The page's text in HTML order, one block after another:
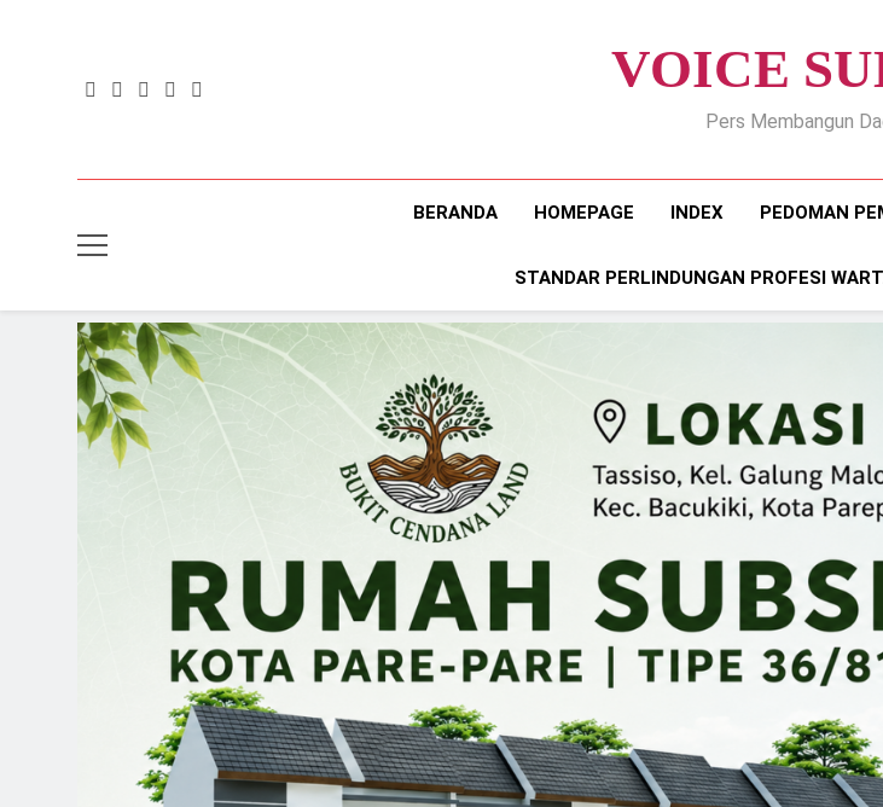
VOICE
Pers Membangun
BERANDA HOMEPAGE INDEX PEDOMAN
STANDAR PERLINDUNGAN PROFESI